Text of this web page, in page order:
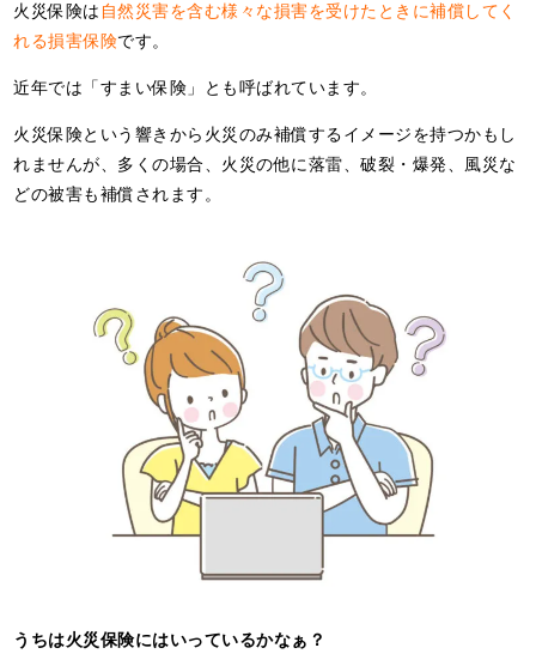
火災保険は 自然災害を含む様々な損害を受けたときに補償してく
れる損害保険です。
近年では「すまい保険」とも呼ばれています。
火災保険という響きから火災のみ補償するイメージを持つかもし
れませんが、多くの場合、火災の他に落雷、破裂・爆発、風災な
どの被害も補償されます。
うちは火災保険にはいっているかなぁ？